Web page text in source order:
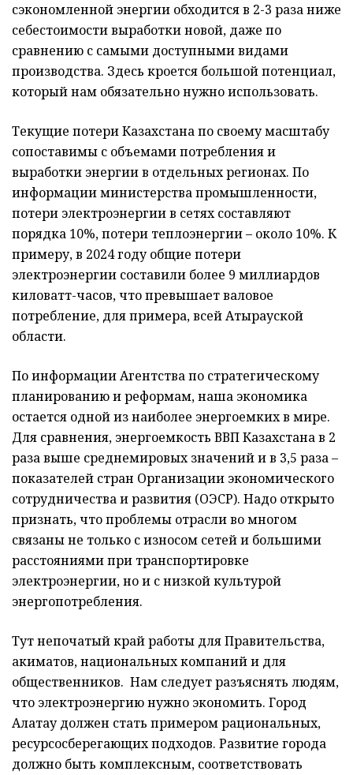
сэкономленной энергии обходится в 2-3 раза ниже
себестоимости выработки новой, даже по
сравнению с самыми доступными видами
производства. Здесь кроется большой потенциал,
который нам обязательно нужно использовать.
Текущие потери Казахстана по своему масштабу
сопоставимы с объемами потребления и
выработки энергии в отдельных регионах. По
информации министерства промышленности,
потери электроэнергии в сетях составляют
порядка 10%, потери теплоэнергии – около 10%. К
примеру, в 2024 году общие потери
электроэнергии составили более 9 миллиардов
киловатт-часов, что превышает валовое
потребление, для примера, всей Атырауской
области.
По информации Агентства по стратегическому
планированию и реформам, наша экономика
остается одной из наиболее энергоемких в мире.
Для сравнения, энергоемкость ВВП Казахстана в 2
раза выше среднемировых значений и в 3,5 раза –
показателей стран Организации экономического
сотрудничества и развития (ОЭСР). Надо открыто
признать, что проблемы отрасли во многом
связаны не только с износом сетей и большими
расстояниями при транспортировке
электроэнергии, но и с низкой культурой
энергопотребления.
Тут непочатый край работы для Правительства,
акиматов, национальных компаний и для
общественников. Нам следует разъяснять людям,
что электроэнергию нужно экономить. Город
Алатау должен стать примером рациональных,
ресурсосберегающих подходов. Развитие города
должно быть комплексным, соответствовать